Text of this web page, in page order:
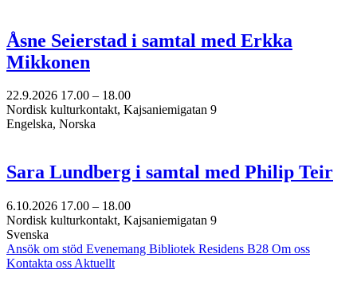
Åsne Seierstad i samtal med Erkka
Mikkonen
22.9.2026 17.00 – 18.00
Nordisk kulturkontakt, Kajsaniemigatan 9
Engelska, Norska
Sara Lundberg i samtal med Philip Teir
6.10.2026 17.00 – 18.00
Nordisk kulturkontakt, Kajsaniemigatan 9
Svenska
Ansök om stöd Evenemang Bibliotek Residens B28 Om oss
Kontakta oss Aktuellt